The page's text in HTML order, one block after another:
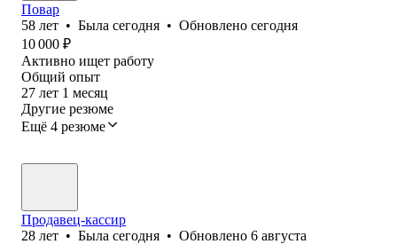
Повар
58 лет • Была сегодня • Обновлено сегодня
10 000 ₽
Активно ищет работу
Общий опыт
27 лет 1 месяц
Другие резюме
Ещё 4 резюме
Продавец-кассир
28 лет • Была сегодня • Обновлено 6 августа